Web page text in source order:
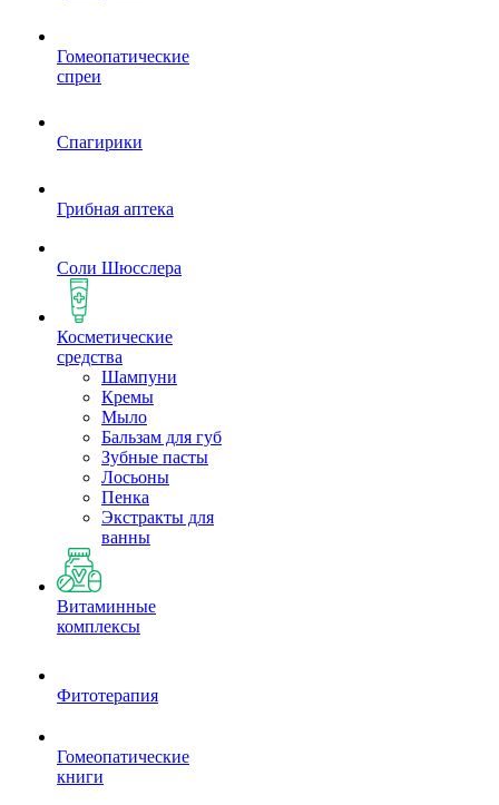
Гомеопатические
спреи
Спагирики
Грибная аптека
Соли Шюсслера
Косметические
средства
Шампуни
Кремы
Мыло
Бальзам для губ
Зубные пасты
Лосьоны
Пенка
Экстракты для
ванны
Витаминные
комплексы
Фитотерапия
Гомеопатические
книги